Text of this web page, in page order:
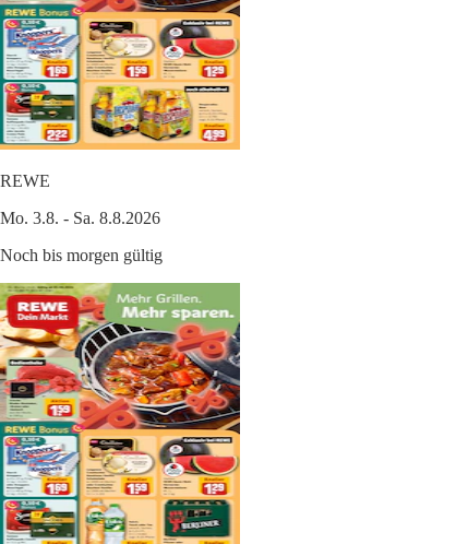
REWE
Mo. 3.8. - Sa. 8.8.2026
Noch bis morgen gültig